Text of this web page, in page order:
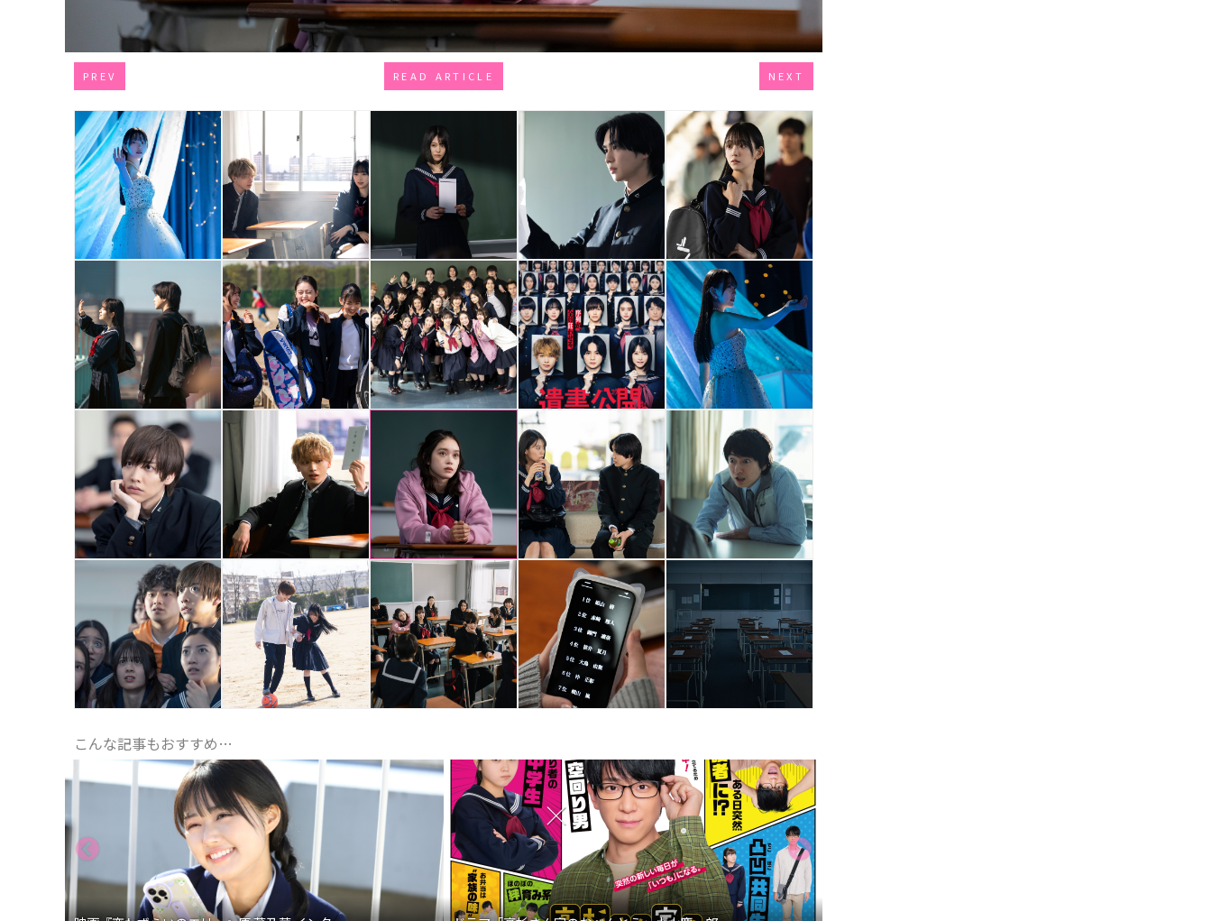
PREV READ ARTICLE NEXT
こんな記事もおすすめ…